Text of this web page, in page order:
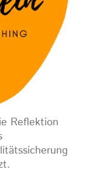
Reflektion